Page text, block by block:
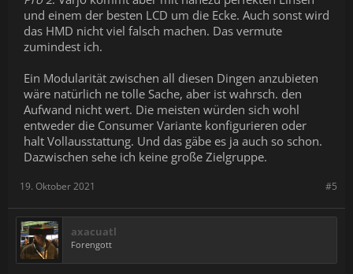
und einem der besten LCD um die Ecke. Auch sonst wird
das HMD nicht viel falsch machen. Das vermute
zumindest ich.
Ein Modularität zwischen all diesen Dingen anzubieten
wäre natürlich ne tolle Sache, aber ist wahrsch. den
Aufwand nicht wert. Die meisten würden sich wohl
entweder die Consumer Variante konfigurieren oder
halt Vollausstattung. Und das gäbe es ja auch so schon.
Dazwischen sehe ich keine große Zielgruppe.
#5
19. Oktober 2021
axacuatl
Forengott